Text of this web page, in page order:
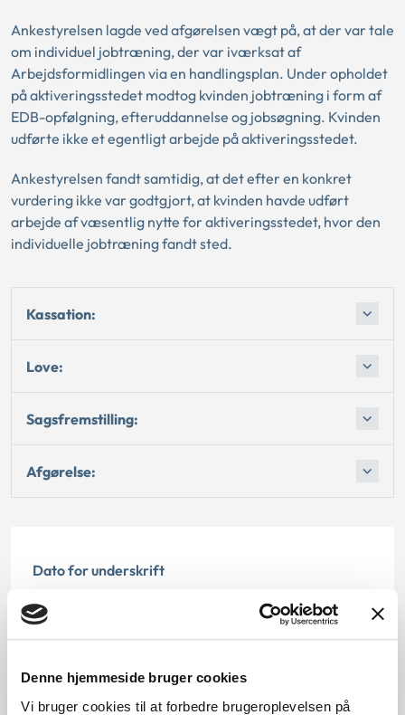
Denne hjemmeside bruger cookies
Vi bruger cookies til at forbedre brugeroplevelsen på
Ankestyrelsen lagde ved afgørelsen vægt på, at der var tale
om individuel jobtræning, der var iværksat af
Arbejdsformidlingen via en handlingsplan. Under opholdet
på aktiveringsstedet modtog kvinden jobtræning i form af
EDB-opfølgning, efteruddannelse og jobsøgning. Kvinden
udførte ikke et egentligt arbejde på aktiveringsstedet.
Ankestyrelsen fandt samtidig, at det efter en konkret
vurdering ikke var godtgjort, at kvinden havde udført
arbejde af væsentlig nytte for aktiveringsstedet, hvor den
individuelle jobtræning fandt sted.
Kassation:
Love:
Sagsfremstilling:
Afgørelse:
Dato for underskrift
06.09.2002
12.07.2013